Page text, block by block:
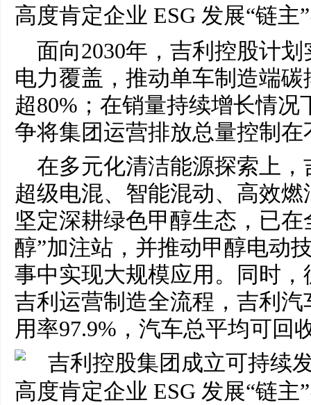
面向2030年，吉利控股计
电力覆盖，推动单车制造端碳
超80%；在销量持续增长情
争将集团运营排放总量控制在
在多元化清洁能源探索上
超级电混、智能混动、高效
坚定深耕绿色甲醇生态，已在
醇”加注站，并推动甲醇电动
事中实现大规模应用。同时
吉利运营制造全流程，吉利
用率97.9%，汽车总平均可回